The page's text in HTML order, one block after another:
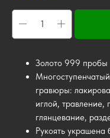
Золото 999 пробы
гравюры:
иглой, травление,
глянцевание,
Рукоять